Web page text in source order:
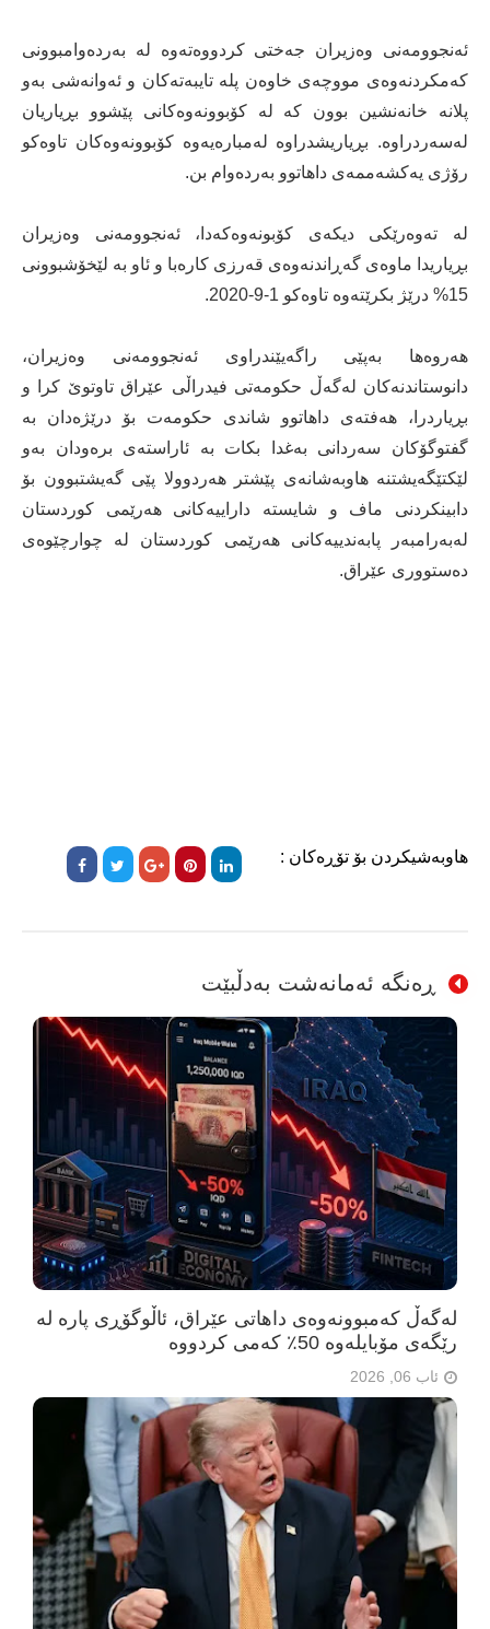
ئەنجوومەنی وەزیران جەختی کردووەتەوە لە بەردەوامبوونی
کەمکردنەوەی مووچەی خاوەن پلە تایبەتەکان و ئەوانەشی بەو
پلانە خانەنشین بوون کە لە کۆبوونەوەکانی پێشوو بڕیاریان
لەسەردراوە. بڕیاریشدراوە لەمبارەیەوە کۆبوونەوەکان تاوەکو
رۆژی یەکشەممەی داهاتوو بەردەوام بن.
لە تەوەرێکی دیکەی کۆبونەوەکەدا، ئەنجوومەنی وەزیران
بڕیاریدا ماوەی گەڕاندنەوەی قەرزی کارەبا و ئاو بە لێخۆشبوونی
15% درێژ بکرێتەوە تاوەکو 1-9-2020.
هەروەها بەپێی راگەیێندراوی ئەنجوومەنی وەزیران،
دانوستاندنەکان لەگەڵ حکومەتی فیدراڵی عێراق تاوتوێ کرا و
بڕیاردرا، هەفتەی داهاتوو شاندی حکومەت بۆ درێژەدان بە
گفتوگۆکان سەردانی بەغدا بکات بە ئاراستەی برەودان بەو
لێکتێگەیشتنە هاوبەشانەی پێشتر هەردوولا پێی گەیشتبوون بۆ
دابینکردنی ماف و شایستە داراییەکانی هەرێمی کوردستان
لەبەرامبەر پابەندییەکانی هەرێمی کوردستان لە چوارچێوەی
دەستووری عێراق.
هاوبەشیکردن بۆ تۆڕەکان :
ڕەنگە ئەمانەشت بەدڵبێت
لەگەڵ کەمبوونەوەی داهاتی عێراق، ئاڵوگۆڕی پارە لە
رێگەی مۆبایلەوە 50٪ کەمی کردووە
ئاب 06, 2026